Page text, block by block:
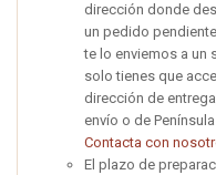
dirección donde
un pedido
te lo enviemos a un
solo tienes que
dirección de
envío o de
Contacta con
El plazo de